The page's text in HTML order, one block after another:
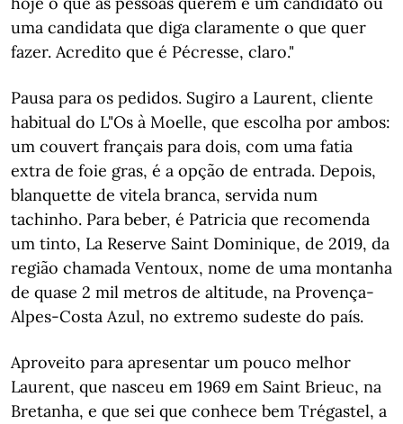
uma candidata que diga claramente o que quer
fazer. Acredito que é Pécresse, claro."
Pausa para os pedidos. Sugiro a Laurent, cliente
habitual do L"Os à Moelle, que escolha por ambos:
um couvert français para dois, com uma fatia
extra de foie gras, é a opção de entrada. Depois,
blanquette de vitela branca, servida num
tachinho. Para beber, é Patricia que recomenda
um tinto, La Reserve Saint Dominique, de 2019, da
região chamada Ventoux, nome de uma montanha
de quase 2 mil metros de altitude, na Provença-
Alpes-Costa Azul, no extremo sudeste do país.
Aproveito para apresentar um pouco melhor
Laurent, que nasceu em 1969 em Saint Brieuc, na
Bretanha, e que sei que conhece bem Trégastel, a